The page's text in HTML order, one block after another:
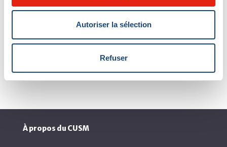
Autoriser la sélection
Refuser
La Mission médicale et les soins intensifs relèvent les défis
La Mission neurologique relève les défis de la COVID-19
À propos du CUSM